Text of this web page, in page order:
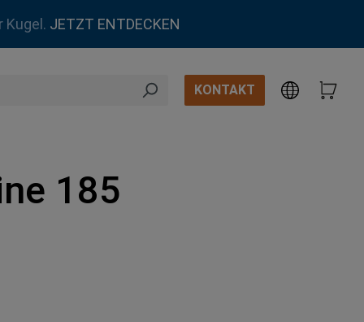
Kugel. JETZT ENTDECKEN
KONTAKT
185